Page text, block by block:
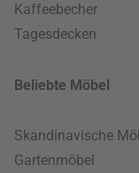
Kaffeebecher
Tagesdecken
Beliebte Möbel
Skandinavische
Gartenmöbel